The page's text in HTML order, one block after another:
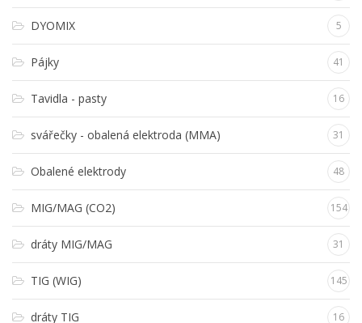
DYOMIX 5
Pájky 41
Tavidla - pasty 16
svářečky - obalená elektroda (MMA) 31
Obalené elektrody 48
MIG/MAG (CO2) 154
dráty MIG/MAG 31
TIG (WIG) 145
dráty TIG 16